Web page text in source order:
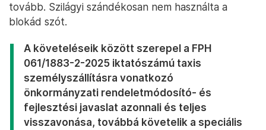
tovább. Szilágyi szándékosan nem használta a
blokád szót.
A követeléseik között szerepel a FPH
061/1883-2-2025 iktatószámú taxis
személyszállításra vonatkozó
önkormányzati rendeletmódosító- és
fejlesztési javaslat azonnali és teljes
visszavonása, továbbá követelik a speciális